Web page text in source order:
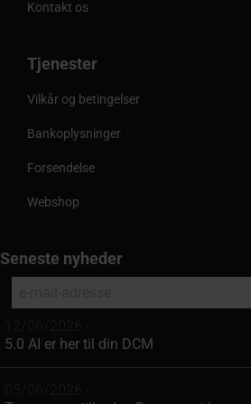
Kontakt os
Tjenester
Vilkår og betingelser
Bankoplysninger
Forsendelse
Webshop
Seneste nyheder
5.0 AI er her til din DCM